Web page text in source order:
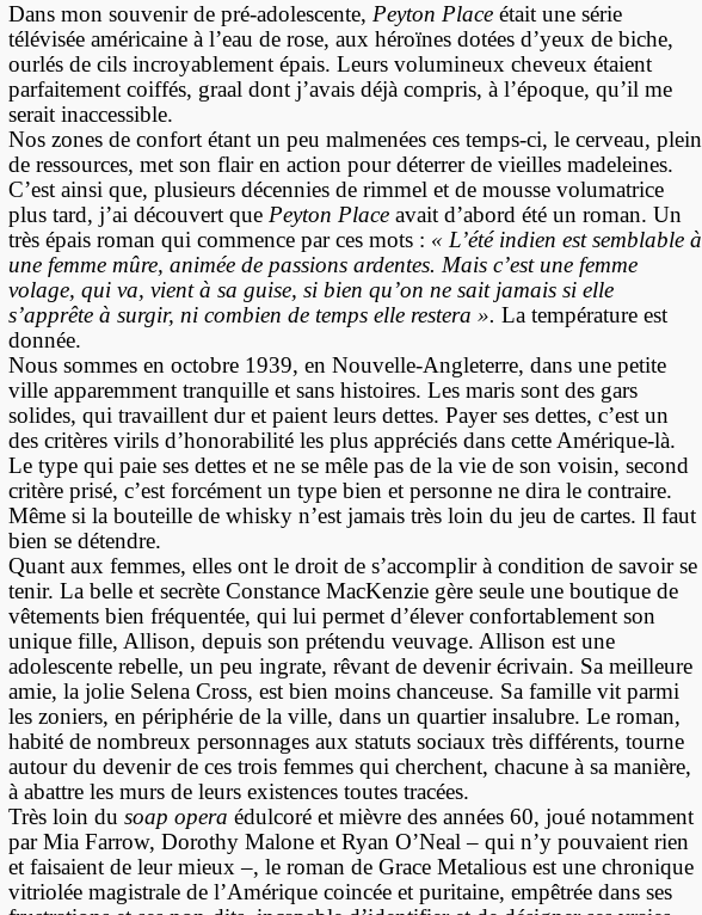
Dans mon souvenir de pré-adolescente, Peyton Place était une série
télévisée américaine à l’eau de rose, aux héroïnes dotées d’yeux de biche,
ourlés de cils incroyablement épais. Leurs volumineux cheveux étaient
parfaitement coiffés, graal dont j’avais déjà compris, à l’époque, qu’il me
serait inaccessible.
Nos zones de confort étant un peu malmenées ces temps-ci, le cerveau, plein
de ressources, met son flair en action pour déterrer de vieilles madeleines.
C’est ainsi que, plusieurs décennies de rimmel et de mousse volumatrice
plus tard, j’ai découvert que Peyton Place avait d’abord été un roman. Un
très épais roman qui commence par ces mots : « L’été indien est semblable à
une femme mûre, animée de passions ardentes. Mais c’est une femme
volage, qui va, vient à sa guise, si bien qu’on ne sait jamais si elle
s’apprête à surgir, ni combien de temps elle restera ». La température est
donnée.
Nous sommes en octobre 1939, en Nouvelle-Angleterre, dans une petite
ville apparemment tranquille et sans histoires. Les maris sont des gars
solides, qui travaillent dur et paient leurs dettes. Payer ses dettes, c’est un
des critères virils d’honorabilité les plus appréciés dans cette Amérique-là.
Le type qui paie ses dettes et ne se mêle pas de la vie de son voisin, second
critère prisé, c’est forcément un type bien et personne ne dira le contraire.
Même si la bouteille de whisky n’est jamais très loin du jeu de cartes. Il faut
bien se détendre.
Quant aux femmes, elles ont le droit de s’accomplir à condition de savoir se
tenir. La belle et secrète Constance MacKenzie gère seule une boutique de
vêtements bien fréquentée, qui lui permet d’élever confortablement son
unique fille, Allison, depuis son prétendu veuvage. Allison est une
adolescente rebelle, un peu ingrate, rêvant de devenir écrivain. Sa meilleure
amie, la jolie Selena Cross, est bien moins chanceuse. Sa famille vit parmi
les zoniers, en périphérie de la ville, dans un quartier insalubre. Le roman,
habité de nombreux personnages aux statuts sociaux très différents, tourne
autour du devenir de ces trois femmes qui cherchent, chacune à sa manière,
à abattre les murs de leurs existences toutes tracées.
Très loin du soap opera édulcoré et mièvre des années 60, joué notamment
par Mia Farrow, Dorothy Malone et Ryan O’Neal – qui n’y pouvaient rien
et faisaient de leur mieux –, le roman de Grace Metalious est une chronique
vitriolée magistrale de l’Amérique coincée et puritaine, empêtrée dans ses